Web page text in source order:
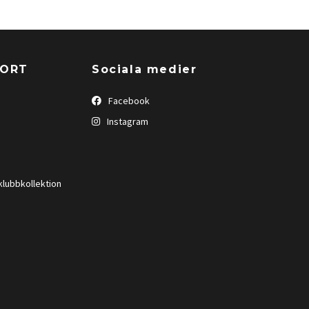
Sociala medier
Facebook
Instagram